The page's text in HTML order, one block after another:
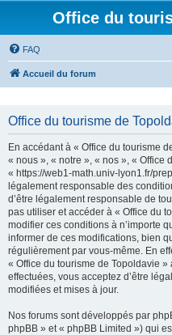
Office du
FAQ
Accueil du forum
Office du tourisme de
En accédant à « Office du tourisme
« nous », « notre », « nos », « Office
« https://web1-math.univ-lyon1.fr/
légalement responsable des
d’être légalement responsable de
pas utiliser et accéder à « Office du
modifier ces conditions à n’importe
informer de ces modifications, bien
régulièrement par vous-même. En
« Office du tourisme de Topoldavie
effectuées, vous acceptez d’être
modifiées et mises à jour.
Nos forums sont développés par
phpBB » et « phpBB Limited ») qui